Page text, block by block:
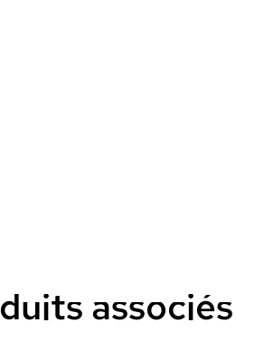
associés